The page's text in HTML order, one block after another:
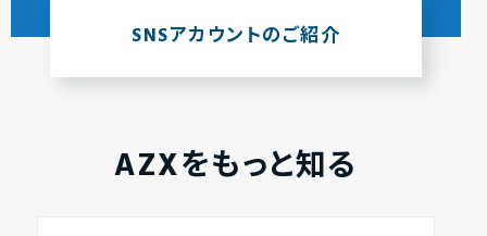
SNSアカウントのご紹介
AZXをもっと知る